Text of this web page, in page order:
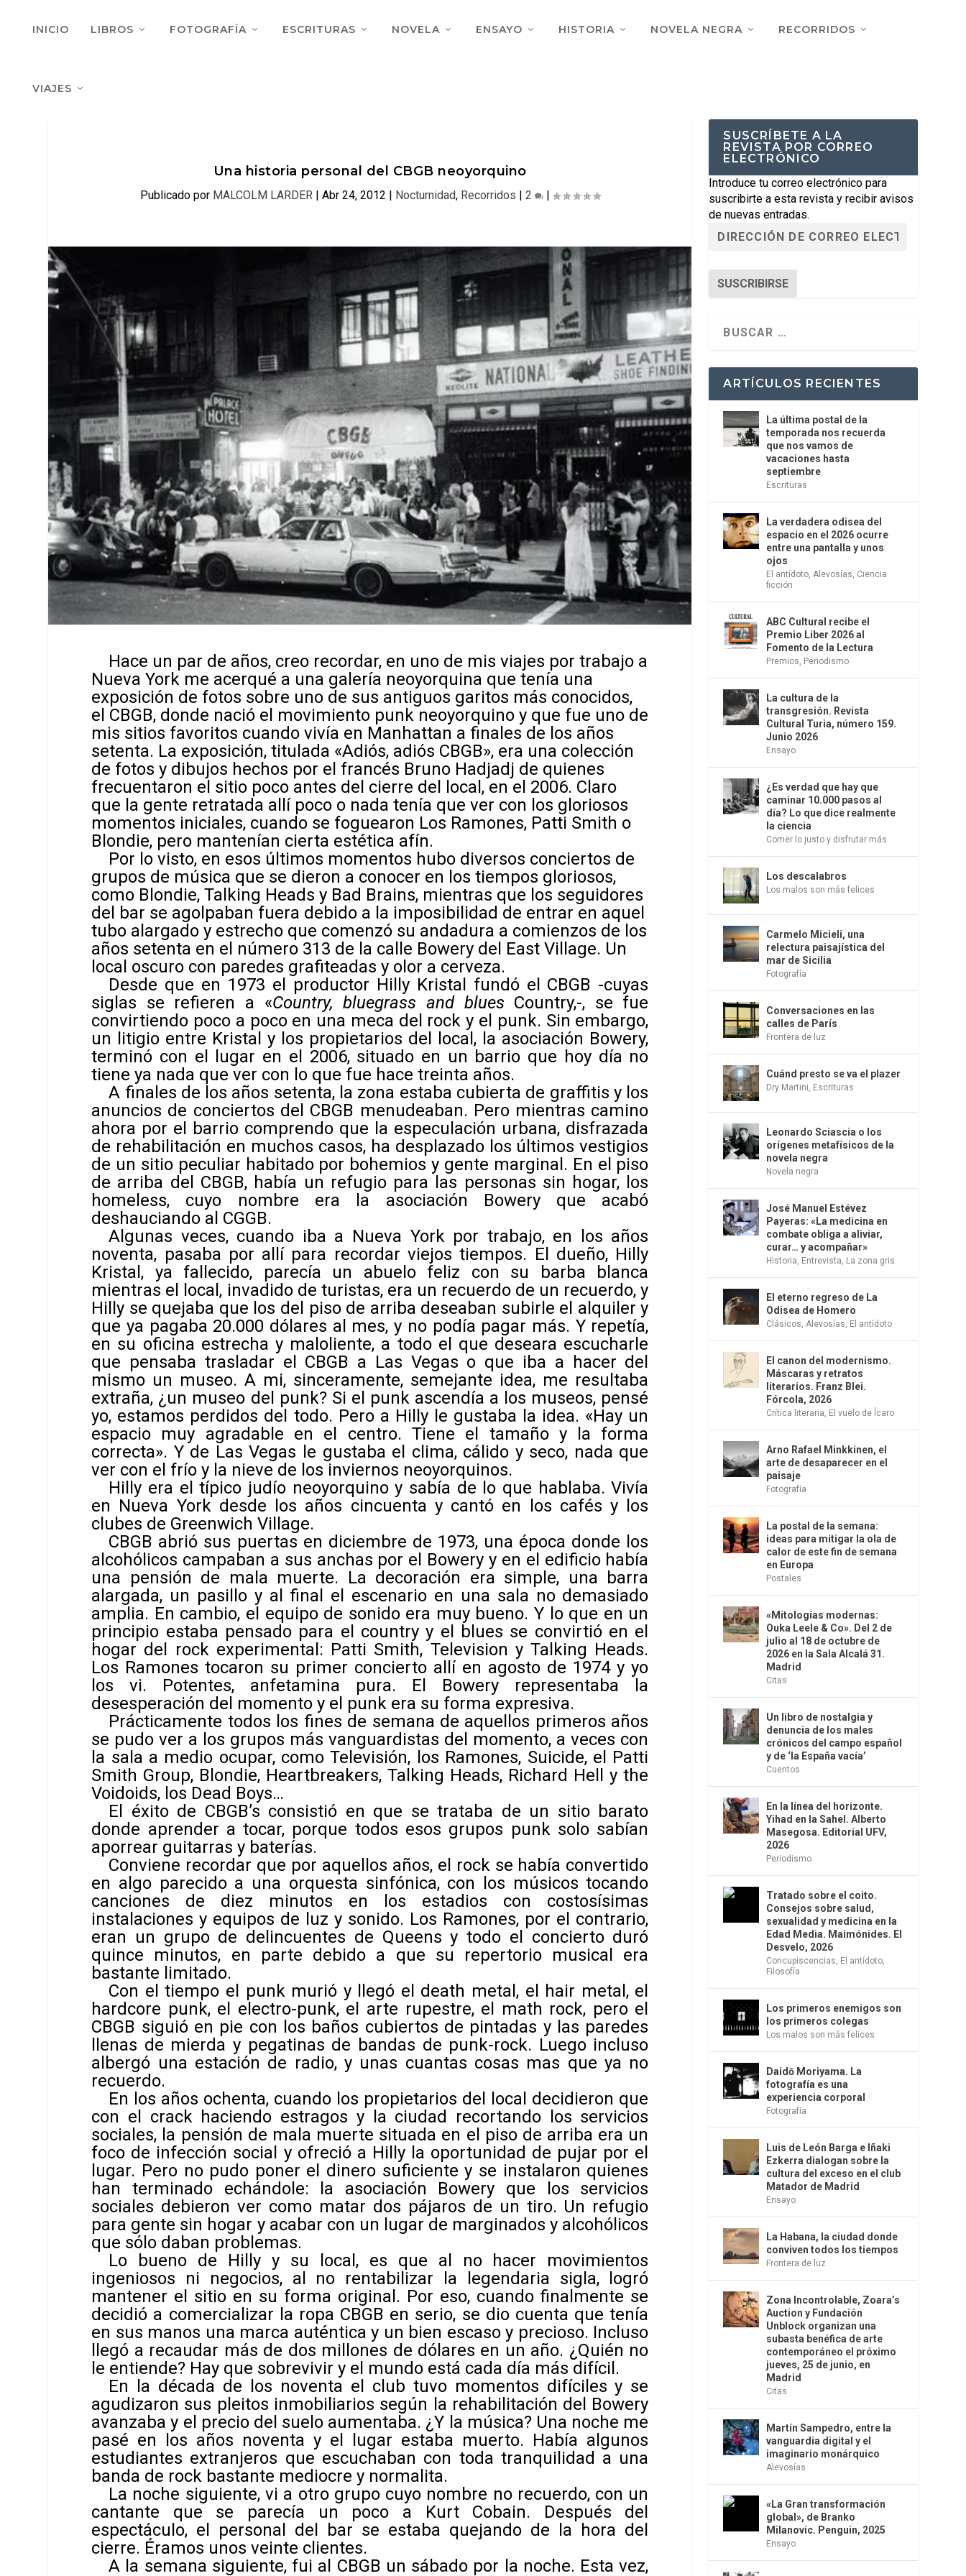
INICIO LIBROS FOTOGRAFÍA ESCRITURAS NOVELA ENSAYO HISTORIA NOVELA NEGRA RECORRIDOS
VIAJES
Una historia personal del CBGB neoyorquino
Publicado por MALCOLM LARDER| Abr 24, 2012 | Nocturnidad, Recorridos | 2 |
Hace un par de años, creo recordar, en uno de mis viajes por trabajo a
Nueva York me acerqué a una galería neoyorquina que tenía una
exposición de fotos sobre uno de sus antiguos garitos más conocidos,
el CBGB, donde nació el movimiento punk neoyorquino y que fue uno de
mis sitios favoritos cuando vivía en Manhattan a finales de los años
setenta. La exposición, titulada «Adiós, adiós CBGB», era una colección
de fotos y dibujos hechos por el francés Bruno Hadjadj de quienes
frecuentaron el sitio poco antes del cierre del local, en el 2006. Claro
que la gente retratada allí poco o nada tenía que ver con los gloriosos
momentos iniciales, cuando se foguearon Los Ramones, Patti Smith o
Blondie, pero mantenían cierta estética afín.
Por lo visto, en esos últimos momentos hubo diversos conciertos de
grupos de música que se dieron a conocer en los tiempos gloriosos,
como Blondie, Talking Heads y Bad Brains, mientras que los seguidores
del bar se agolpaban fuera debido a la imposibilidad de entrar en aquel
tubo alargado y estrecho que comenzó su andadura a comienzos de los
años setenta en el número 313 de la calle Bowery del East Village. Un
local oscuro con paredes grafiteadas y olor a cerveza.
Desde que en 1973 el productor Hilly Kristal fundó el CBGB -cuyas
siglas se refieren a «Country, bluegrass and blues Country,-, se fue
convirtiendo poco a poco en una meca del rock y el punk. Sin embargo,
un litigio entre Kristal y los propietarios del local, la asociación Bowery,
terminó con el lugar en el 2006, situado en un barrio que hoy día no
tiene ya nada que ver con lo que fue hace treinta años.
A finales de los años setenta, la zona estaba cubierta de graffitis y los
anuncios de conciertos del CBGB menudeaban. Pero mientras camino
ahora por el barrio comprendo que la especulación urbana, disfrazada
de rehabilitación en muchos casos, ha desplazado los últimos vestigios
de un sitio peculiar habitado por bohemios y gente marginal. En el piso
de arriba del CBGB, había un refugio para las personas sin hogar, los
homeless, cuyo nombre era la asociación Bowery que acabó
deshauciando al CGGB.
Algunas veces, cuando iba a Nueva York por trabajo, en los años
noventa, pasaba por allí para recordar viejos tiempos. El dueño, Hilly
Kristal, ya fallecido, parecía un abuelo feliz con su barba blanca
mientras el local, invadido de turistas, era un recuerdo de un recuerdo, y
Hilly se quejaba que los del piso de arriba deseaban subirle el alquiler y
que ya pagaba 20.000 dólares al mes, y no podía pagar más. Y repetía,
en su oficina estrecha y maloliente, a todo el que deseara escucharle
que pensaba trasladar el CBGB a Las Vegas o que iba a hacer del
mismo un museo. A mi, sinceramente, semejante idea, me resultaba
extraña, ¿un museo del punk? Si el punk ascendía a los museos, pensé
yo, estamos perdidos del todo. Pero a Hilly le gustaba la idea. «Hay un
espacio muy agradable en el centro. Tiene el tamaño y la forma
correcta». Y de Las Vegas le gustaba el clima, cálido y seco, nada que
ver con el frío y la nieve de los inviernos neoyorquinos.
Hilly era el típico judío neoyorquino y sabía de lo que hablaba. Vivía
en Nueva York desde los años cincuenta y cantó en los cafés y los
clubes de Greenwich Village.
CBGB abrió sus puertas en diciembre de 1973, una época donde los
alcohólicos campaban a sus anchas por el Bowery y en el edificio había
una pensión de mala muerte. La decoración era simple, una barra
alargada, un pasillo y al final el escenario en una sala no demasiado
amplia. En cambio, el equipo de sonido era muy bueno. Y lo que en un
principio estaba pensado para el country y el blues se convirtió en el
hogar del rock experimental: Patti Smith, Television y Talking Heads.
Los Ramones tocaron su primer concierto allí en agosto de 1974 y yo
los vi. Potentes, anfetamina pura. El Bowery representaba la
desesperación del momento y el punk era su forma expresiva.
Prácticamente todos los fines de semana de aquellos primeros años
se pudo ver a los grupos más vanguardistas del momento, a veces con
la sala a medio ocupar, como Televisión, los Ramones, Suicide, el Patti
Smith Group, Blondie, Heartbreakers, Talking Heads, Richard Hell y the
Voidoids, los Dead Boys…
El éxito de CBGB’s consistió en que se trataba de un sitio barato
donde aprender a tocar, porque todos esos grupos punk solo sabían
aporrear guitarras y baterías.
Conviene recordar que por aquellos años, el rock se había convertido
en algo parecido a una orquesta sinfónica, con los músicos tocando
canciones de diez minutos en los estadios con costosísimas
instalaciones y equipos de luz y sonido. Los Ramones, por el contrario,
eran un grupo de delincuentes de Queens y todo el concierto duró
quince minutos, en parte debido a que su repertorio musical era
bastante limitado.
Con el tiempo el punk murió y llegó el death metal, el hair metal, el
hardcore punk, el electro-punk, el arte rupestre, el math rock, pero el
CBGB siguió en pie con los baños cubiertos de pintadas y las paredes
llenas de mierda y pegatinas de bandas de punk-rock. Luego incluso
albergó una estación de radio, y unas cuantas cosas mas que ya no
recuerdo.
En los años ochenta, cuando los propietarios del local decidieron que
con el crack haciendo estragos y la ciudad recortando los servicios
sociales, la pensión de mala muerte situada en el piso de arriba era un
foco de infección social y ofreció a Hilly la oportunidad de pujar por el
lugar. Pero no pudo poner el dinero suficiente y se instalaron quienes
han terminado echándole: la asociación Bowery que los servicios
sociales debieron ver como matar dos pájaros de un tiro. Un refugio
para gente sin hogar y acabar con un lugar de marginados y alcohólicos
que sólo daban problemas.
Lo bueno de Hilly y su local, es que al no hacer movimientos
ingeniosos ni negocios, al no rentabilizar la legendaria sigla, logró
mantener el sitio en su forma original. Por eso, cuando finalmente se
decidió a comercializar la ropa CBGB en serio, se dio cuenta que tenía
en sus manos una marca auténtica y un bien escaso y precioso. Incluso
llegó a recaudar más de dos millones de dólares en un año. ¿Quién no
le entiende? Hay que sobrevivir y el mundo está cada día más difícil.
En la década de los noventa el club tuvo momentos difíciles y se
agudizaron sus pleitos inmobiliarios según la rehabilitación del Bowery
avanzaba y el precio del suelo aumentaba. ¿Y la música? Una noche me
pasé en los años noventa y el lugar estaba muerto. Había algunos
estudiantes extranjeros que escuchaban con toda tranquilidad a una
banda de rock bastante mediocre y normalita.
La noche siguiente, vi a otro grupo cuyo nombre no recuerdo, con un
cantante que se parecía un poco a Kurt Cobain. Después del
espectáculo, el personal del bar se estaba quejando de la hora del
cierre. Éramos unos veinte clientes.
A la semana siguiente, fui al CBGB un sábado por la noche. Esta vez,
SUSCRÍBETE A LA
REVISTA POR CORREO
ELECTRÓNICO
Introduce tu correo electrónico para
suscribirte a esta revista y recibir avisos
de nuevas entradas.
SUSCRIBIRSE
ARTÍCULOS RECIENTES
La última postal de la
temporada nos recuerda
que nos vamos de
vacaciones hasta
septiembre
Escrituras
La verdadera odisea del
espacio en el 2026 ocurre
entre una pantalla y unos
ojos
El antídoto Alevosías Ciencia
ficción
ABC Cultural recibe el
Premio Liber 2026 al
Fomento de la Lectura
Premios Periodismo
La cultura de la
transgresión. Revista
Cultural Turia, número 159.
Junio 2026
Ensayo
¿Es verdad que hay que
caminar 10.000 pasos al
día? Lo que dice realmente
la ciencia
Comer lo justo y disfrutar más
Los descalabros
Los malos son más felices
Carmelo Micieli, una
relectura paisajística del
mar de Sicilia
Fotografía
Conversaciones en las
calles de París
Frontera de luz
Cuánd presto se va el plazer
Dry Martini Escrituras
Leonardo Sciascia o los
orígenes metafísicos de la
novela negra
Novela negra
José Manuel Estévez
Payeras: «La medicina en
combate obliga a aliviar,
curar… y acompañar»
Historia Entrevista La zona gris
El eterno regreso de La
Odisea de Homero
Clásicos Alevosías El antídoto
El canon del modernismo.
Máscaras y retratos
literarios. Franz Blei.
Fórcola, 2026
Crítica literaria El vuelo de Ícaro
Arno Rafael Minkkinen, el
arte de desaparecer en el
paisaje
Fotografía
La postal de la semana:
ideas para mitigar la ola de
calor de este fin de semana
en Europa
Postales
«Mitologías modernas:
Ouka Leele & Co». Del 2 de
julio al 18 de octubre de
2026 en la Sala Alcalá 31.
Madrid
Citas
Un libro de nostalgia y
denuncia de los males
crónicos del campo español
y de ‘la España vacía’
Cuentos
En la línea del horizonte.
Yihad en la Sahel. Alberto
Masegosa. Editorial UFV,
2026
Periodismo
Tratado sobre el coito.
Consejos sobre salud,
sexualidad y medicina en la
Edad Media. Maimónides. El
Desvelo, 2026
Concupiscencias El antídoto
Filosofía
Los primeros enemigos son
los primeros colegas
Los malos son más felices
Daidō Moriyama. La
fotografía es una
experiencia corporal
Fotografía
Luis de León Barga e Iñaki
Ezkerra dialogan sobre la
cultura del exceso en el club
Matador de Madrid
Ensayo
La Habana, la ciudad donde
conviven todos los tiempos
Frontera de luz
Zona Incontrolable, Zoara’s
Auction y Fundación
Unblock organizan una
subasta benéfica de arte
contemporáneo el próximo
jueves, 25 de junio, en
Madrid
Citas
Martín Sampedro, entre la
vanguardia digital y el
imaginario monárquico
Alevosías
«La Gran transformación
global», de Branko
Milanovic. Penguin, 2025
Ensayo